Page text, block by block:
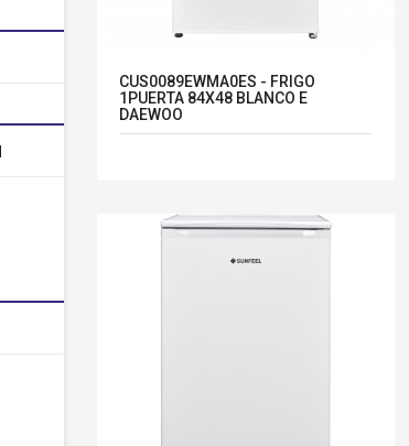
CUS0089EWMA0ES - FRIGO
1PUERTA 84X48 BLANCO E
DAEWOO